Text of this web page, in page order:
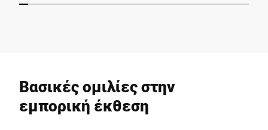
Βασικές ομιλίες στην
εμπορική έκθεση